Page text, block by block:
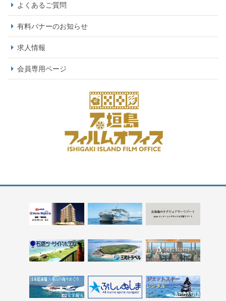
よくあるご質問
有料バナーのお知らせ
求人情報
会員専用ページ